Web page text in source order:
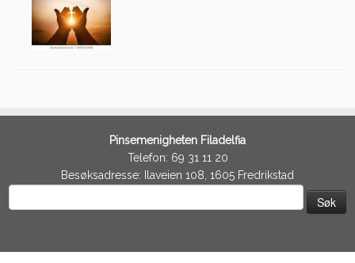
Pinsemenigheten Filadelfia
Telefon: 69 31 11 20
Besøksadresse: Ilaveien 108, 1605 Fredrikstad
etter: